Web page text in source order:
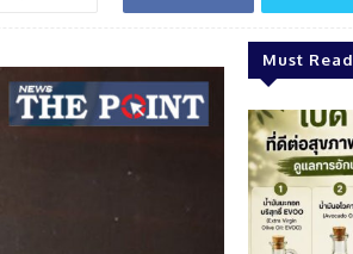
Must Read